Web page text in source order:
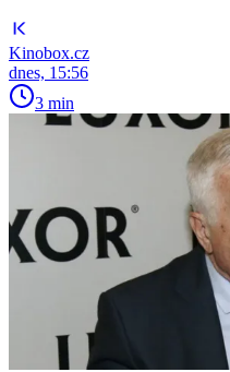
Kinobox.cz
dnes, 15:56
3 min